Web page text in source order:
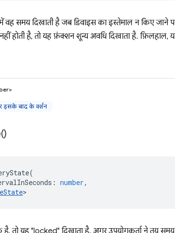
समय दिखाती है जब डिवाइस का इस्तेमाल न किए जाने
होती है, तो यह फ़ंक्शन शून्य अवधि दिखाता है. फ़िलहाल,
इसके बाद के वर्शन
)
(
: number,
>
तो यह "locked" दिखाता है. अगर उपयोगकर्ता ने तय